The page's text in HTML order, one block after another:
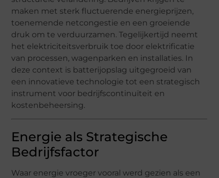
maken met sterk fluctuerende energieprijzen,
toenemende netcongestie en een groeiende
druk om te verduurzamen. Tegelijkertijd neemt
het elektriciteitsverbruik toe door elektrificatie
van processen, wagenparken en installaties. In
deze context is batterijopslag uitgegroeid van
een innovatieve technologie tot een strategisch
instrument voor bedrijfscontinuïteit en
kostenbeheersing.
Energie als Strategische
Bedrijfsfactor
Waar energie vroeger vooral werd gezien als een